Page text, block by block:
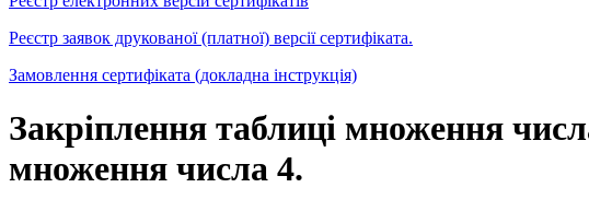
Реєстр заявок друкованої (платної) версії сертифіката.
Замовлення сертифіката (докладна інструкція)
Закріплення таблиці множення
множення числа 4.